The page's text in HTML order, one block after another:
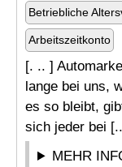
Betriebliche
Arbeitszeitkonto
[. .. ]
lange bei uns,
es so bleibt,
sich jeder bei
MEHR